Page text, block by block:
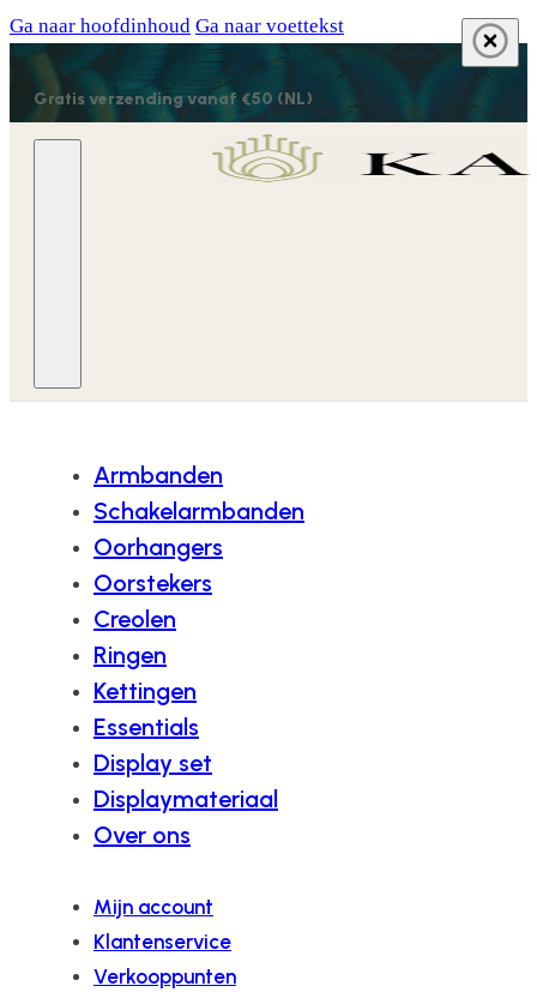
Ga naar hoofdinhoud Ga naar voettekst
Gratis verzending vanaf €50 (NL)
Armbanden
Schakelarmbanden
Oorhangers
Oorstekers
Creolen
Ringen
Kettingen
Essentials
Display set
Displaymateriaal
Over ons
Mijn account
Klantenservice
Verkooppunten